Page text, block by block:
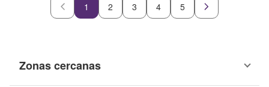
1 2 3 4 5
Zonas cercanas